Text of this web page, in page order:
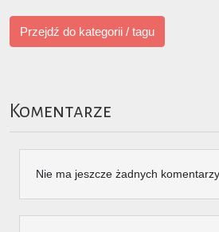
Przejdź do kategorii / tagu
Komentarze
Nie ma jeszcze żadnych